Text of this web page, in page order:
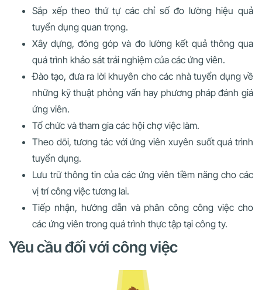
Sắp xếp theo thứ tự các chỉ số đo lường hiệu quả
tuyển dụng quan trọng.
Xây dựng, đóng góp và đo lường kết quả thông qua
quá trình khảo sát trải nghiệm của các ứng viên.
Đào tạo, đưa ra lời khuyên cho các nhà tuyển dụng về
những kỹ thuật phỏng vấn hay phương pháp đánh giá
ứng viên.
Tổ chức và tham gia các hội chợ việc làm.
Theo dõi, tương tác với ứng viên xuyên suốt quá trình
tuyển dụng.
Lưu trữ thông tin của các ứng viên tiềm năng cho các
vị trí công việc tương lai.
Tiếp nhận, hướng dẫn và phân công công việc cho
các ứng viên trong quá trình thực tập tại công ty.
Yêu cầu đối với công việc